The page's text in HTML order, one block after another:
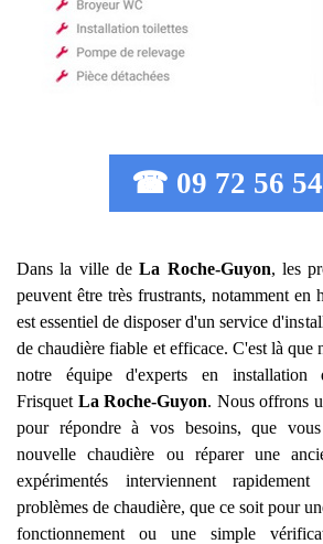
☎ 09 72 56
Dans la ville deLa Roche-Guyon, les
peuvent être très frustrants, notamment en
est essentiel de disposer d'un service
de chaudière fiable et efficace. C'est là que
notre équipe d'experts en installation
Frisquet La Roche-Guyon. Nous offrons
pour répondre à vos besoins, que
nouvelle chaudière ou réparer une
expérimentés interviennent
problèmes de chaudière, que ce soit pour
fonctionnement ou une simple